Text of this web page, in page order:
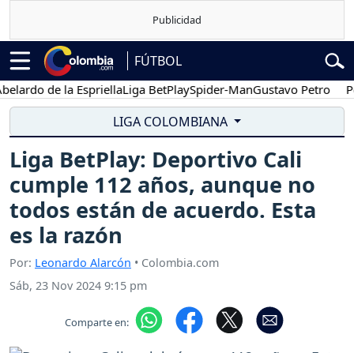
FÚTBOL
de la EspriellaLiga BetPlaySpider-ManGustavo Petro
LIGA COLOMBIANA
Liga BetPlay: Deportivo Cali
cumple 112 años, aunque no
todos están de acuerdo. Esta
es la razón
Por: Leonardo Alarcón • Colombia.com
Sáb, 23 Nov 2024 9:15 pm
Comparte en: